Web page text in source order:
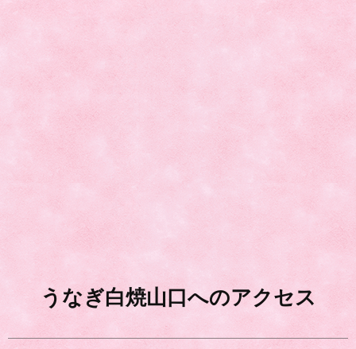
うなぎ白焼山口へのアクセス